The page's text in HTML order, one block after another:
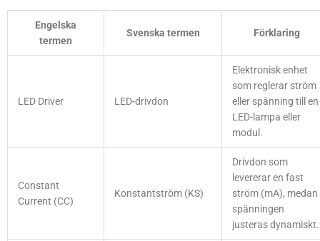
Engelska
termen
Svenska termen Förklaring
LED Driver LED-drivdon
Elektronisk enhet
som reglerar ström
eller spänning till en
LED-lampa eller
modul.
Constant
Current (CC)
Konstantström (KS)
Drivdon som
levererar en fast
ström (mA), medan
spänningen
justeras dynamiskt.